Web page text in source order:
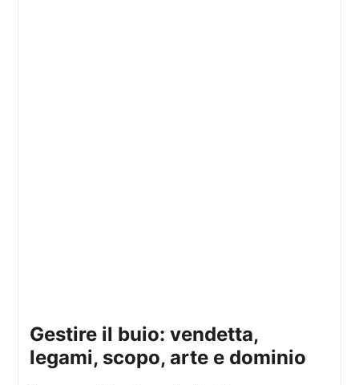
gestire il buio: vendetta,
legami, scopo, arte e dominio